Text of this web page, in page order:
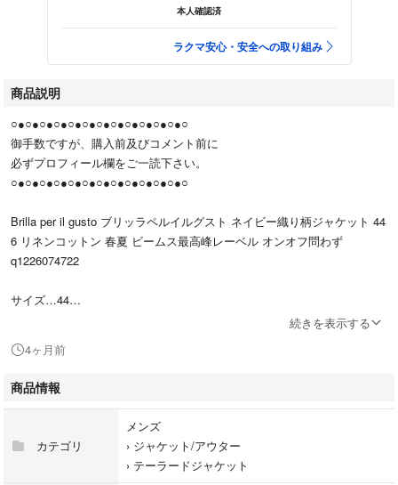
本人確認済
ラクマ安心・安全への取り組み
商品説明
○●○●○●○●○●○●○●○●○●○●○●○●○
御手数ですが、購入前及びコメント前に
必ずプロフィール欄をご一読下さい。
○●○●○●○●○●○●○●○●○●○●○●○●○
Brilla per il gusto ブリッラペルイルグスト ネイビー織り柄ジャケット 44
6 リネンコットン 春夏 ビームス最高峰レーベル オンオフ問わず
q1226074722
サイズ…44
裏地…キュプラ100%
袖裏…キュプラ100%
参考上代…約100,000yen
段返し３Ｂ・背抜き裏地仕立て・胸バルカポケット
腰パッチポケット・サイドベンツ・袖ボタン未処理
続きを表示する
4ヶ月前
商品情報
カテゴリ
メンズ
› ジャケット/アウター
› テーラードジャケット